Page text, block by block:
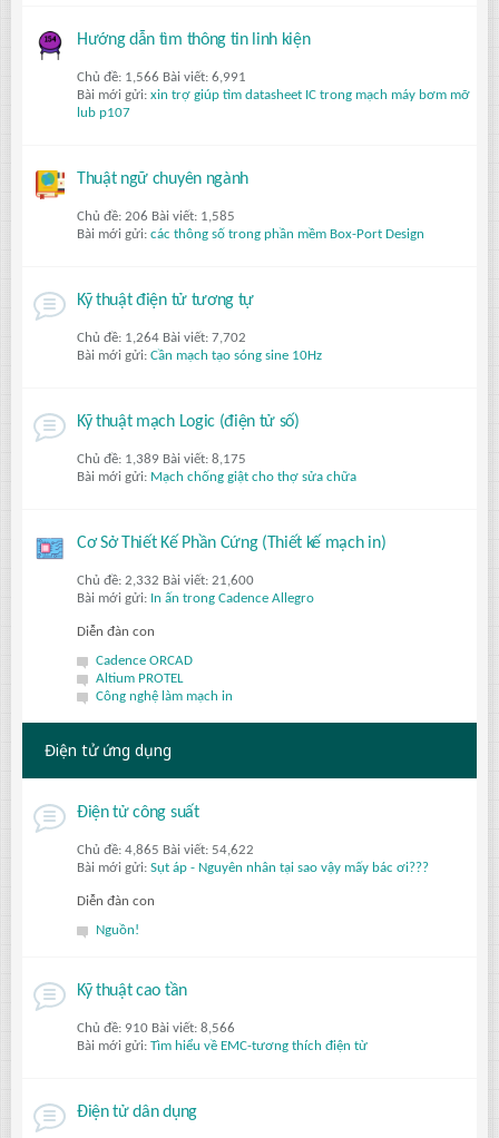
Hướng dẫn tìm thông tin linh kiện
Chủ đề: 1,566 Bài viết: 6,991
Bài mới gửi: xin trợ giúp tìm datasheet IC trong mạch máy bơm mỡ
lub p107
Thuật ngữ chuyên ngành
Chủ đề: 206 Bài viết: 1,585
Bài mới gửi: các thông số trong phần mềm Box-Port Design
Kỹ thuật điện tử tương tự
Chủ đề: 1,264 Bài viết: 7,702
Bài mới gửi: Cần mạch tạo sóng sine 10Hz
Kỹ thuật mạch Logic (điện tử số)
Chủ đề: 1,389 Bài viết: 8,175
Bài mới gửi: Mạch chống giật cho thợ sửa chữa
Cơ Sở Thiết Kế Phần Cứng (Thiết kế mạch in)
Chủ đề: 2,332 Bài viết: 21,600
Bài mới gửi: In ấn trong Cadence Allegro
Diễn đàn con
Cadence ORCAD
Altium PROTEL
Công nghệ làm mạch in
Điện tử ứng dụng
Điện tử công suất
Chủ đề: 4,865 Bài viết: 54,622
Bài mới gửi: Sụt áp - Nguyên nhân tại sao vậy mấy bác ơi???
Diễn đàn con
Nguồn!
Kỹ thuật cao tần
Chủ đề: 910 Bài viết: 8,566
Bài mới gửi: Tìm hiểu về EMC-tương thích điện từ
Điện tử dân dụng